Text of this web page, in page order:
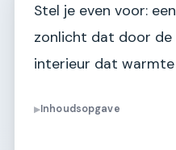
Stel je even voor:
zonlicht dat door
interieur dat
▶Inhoudsopgave